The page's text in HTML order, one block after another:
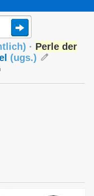
) · Perle der
(ugs.)